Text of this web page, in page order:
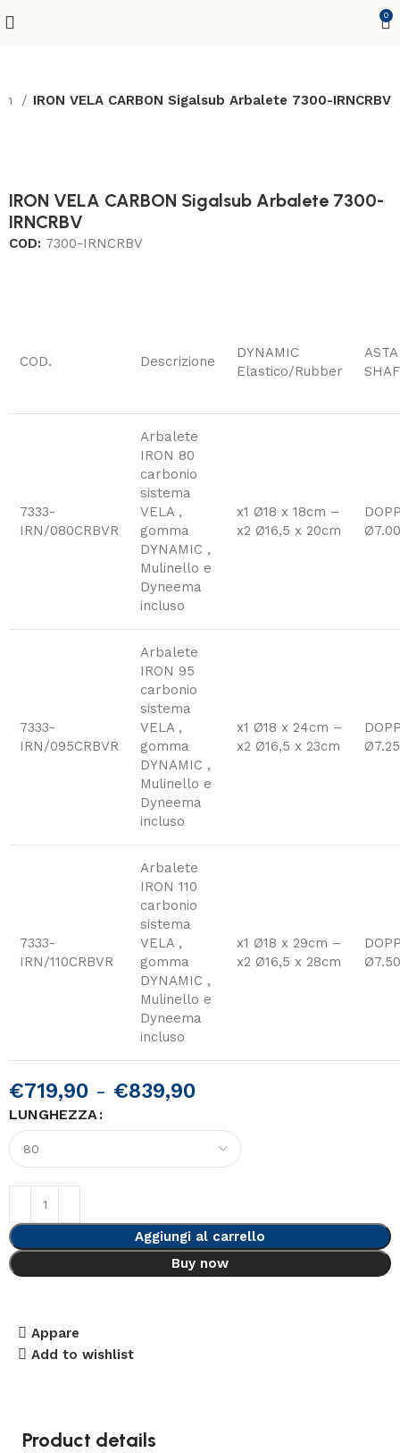
0
IRON VELA CARBON Sigalsub Arbalete 7300-IRNCRBV
IRON VELA CARBON Sigalsub Arbalete 7300-
IRNCRBV
COD: 7300-IRNCRBV
COD. Descrizione
DYNAMIC
Elastico/Rubber
7333-
IRN/080CRBVR
Arbalete
IRON 80
carbonio
sistema
VELA ,
gomma
DYNAMIC ,
Mulinello e
Dyneema
incluso
x1 Ø18 x 18cm –
x2 Ø16,5 x 20cm
7333-
IRN/095CRBVR
Arbalete
IRON 95
carbonio
sistema
VELA ,
gomma
DYNAMIC ,
Mulinello e
Dyneema
incluso
x1 Ø18 x 24cm –
x2 Ø16,5 x 23cm
7333-
IRN/110CRBVR
Arbalete
IRON 110
carbonio
sistema
VELA ,
gomma
DYNAMIC ,
Mulinello e
Dyneema
incluso
x1 Ø18 x 29cm –
x2 Ø16,5 x 28cm
€719,90 - €839,90
LUNGHEZZA
Aggiungi al carrello
Buy now
Appare
Add to wishlist
Product details